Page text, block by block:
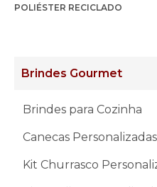
Brindes Gourmet
Brindes para Cozinha
Canecas Personalizadas
Kit Churrasco
POLIÉSTER RECICLADO